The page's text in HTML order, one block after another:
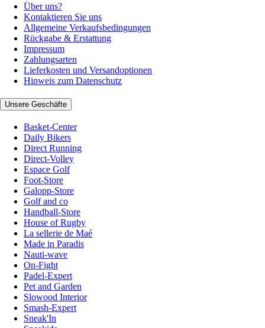
Über uns?
Kontaktieren Sie uns
Allgemeine Verkaufsbedingungen
Rückgabe & Erstattung
Impressum
Zahlungsarten
Lieferkosten und Versandoptionen
Hinweis zum Datenschutz
Unsere Geschäfte
Basket-Center
Daily Bikers
Direct Running
Direct-Volley
Espace Golf
Foot-Store
Galopp-Store
Golf and co
Handball-Store
House of Rugby
La sellerie de Maé
Made in Paradis
Nauti-wave
On-Fight
Padel-Expert
Pet and Garden
Slowood Interior
Smash-Expert
Sneak'In